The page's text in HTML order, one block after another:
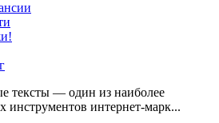
тексты — один из наиболее
инструментов интернет-марк...